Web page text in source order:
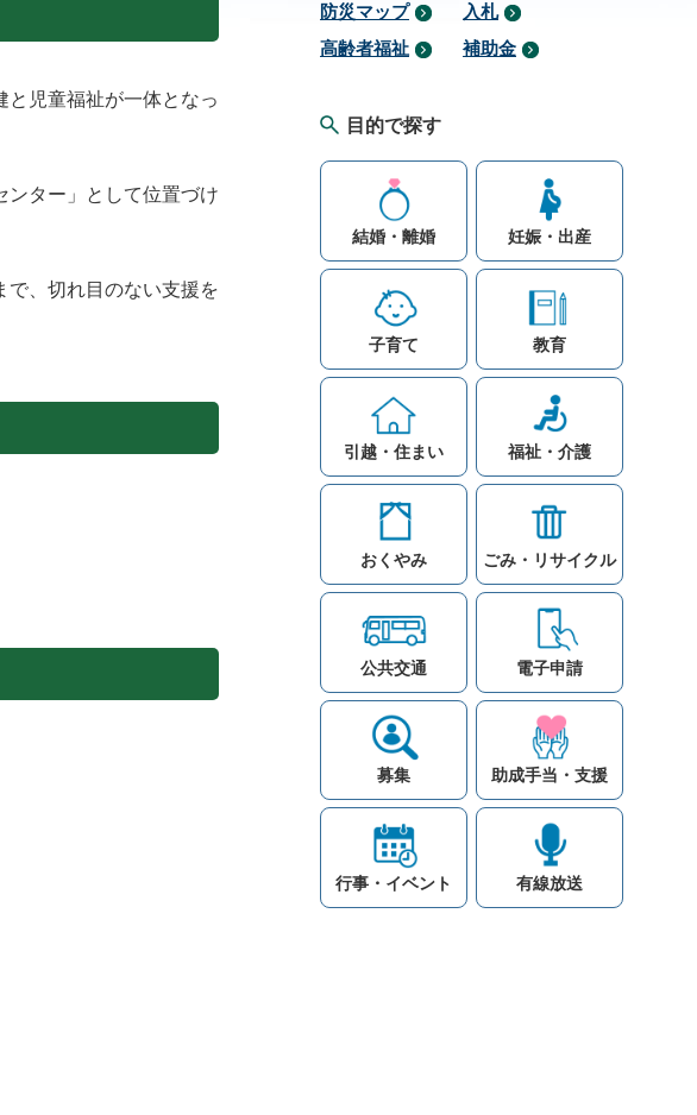
児童福祉が一体となっ
ンター」として位置づけ
で、切れ目のない支援を
防災マップ
入札
高齢者福祉
補助金
目的で探す
結婚・離婚 妊娠・出産
子育て 教育
引越・住まい 福祉・介護
おくやみ ごみ・リサイクル
公共交通 電子申請
募集 助成手当・支援
行事・イベント 有線放送